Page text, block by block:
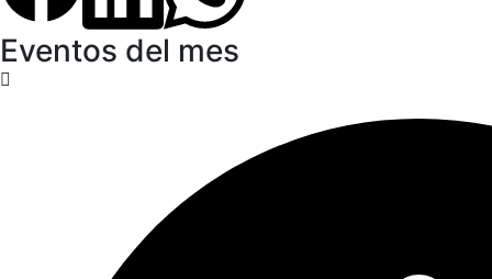
Eventos del mes